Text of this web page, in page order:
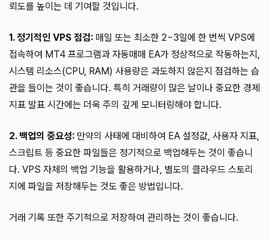
뢰도를 높이는 데 기여할 것입니다.
1. 정기적인 VPS 점검: 매일 또는 최소한 2~3일에 한 번씩 VPS에
접속하여 MT4 프로그램과 자동매매 EA가 정상적으로 작동하는지,
시스템 리소스(CPU, RAM) 사용량은 과도하지 않은지 점검하는 습
관을 들이는 것이 좋습니다. 특히 거래량이 많은 날이나 중요한 경제
지표 발표 시간에는 더욱 주의 깊게 모니터링해야 합니다.
2. 백업의 중요성: 만약의 사태에 대비하여 EA 설정값, 사용자 지표,
스크립트 등 중요한 파일들은 정기적으로 백업해두는 것이 좋습니
다. VPS 자체의 백업 기능을 활용하거나, 별도의 클라우드 스토리
지에 파일을 저장해두는 것도 좋은 방법입니다.
거래 기록 또한 주기적으로 저장하여 관리하는 것이 좋습니다.